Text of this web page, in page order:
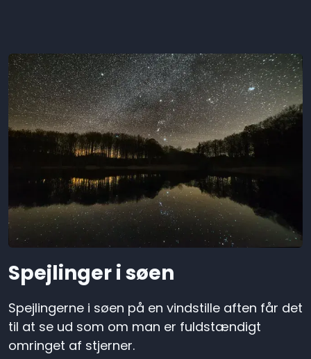
Spejlinger i søen
Spejlingerne i søen på en vindstille aften får det
til at se ud som om man er fuldstændigt
omringet af stjerner.